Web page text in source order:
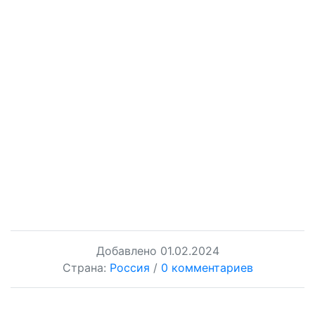
Добавлено 01.02.2024
Страна: Россия / 0 комментариев